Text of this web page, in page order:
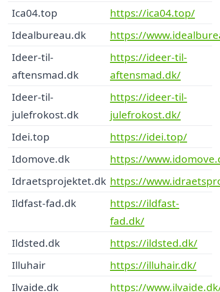
Ica04.top
https://ica04.top/
Idealbureau.dk
https://
Ideer-til-
aftensmad.dk
https://ideer-til-
aftensmad.dk/
Ideer-til-
julefrokost.dk
https://ideer-til-
julefrokost.dk/
Idei.top
https://idei.top/
Idomove.dk
https://
Idraetsprojektet.dk https://
Ildfast-fad.dk
https://ildfast-
fad.dk/
Ildsted.dk
https://ildsted.dk/
Illuhair
https://illuhair.dk/
Ilvaide.dk
https://